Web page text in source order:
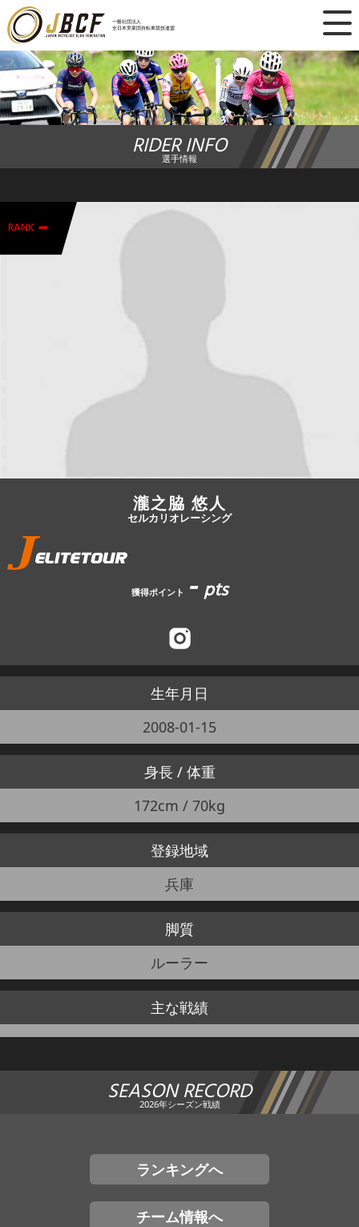
一般社団法人
全日本実業団自転車競技連盟
×
ニュース
レース日程
ランキング
チーム・選手
加盟・登録
エントリー
JBCF ROAD SERIESとは
RIDER INFO
選手情報
RANK -
瀧之脇 悠人
セルカリオレーシング
獲得ポイント -pts
生年月日
2008-01-15
身長 / 体重
172cm / 70kg
登録地域
兵庫
脚質
ルーラー
主な戦績
SEASON RECORD
2026年シーズン戦績
ランキングへ
チーム情報へ